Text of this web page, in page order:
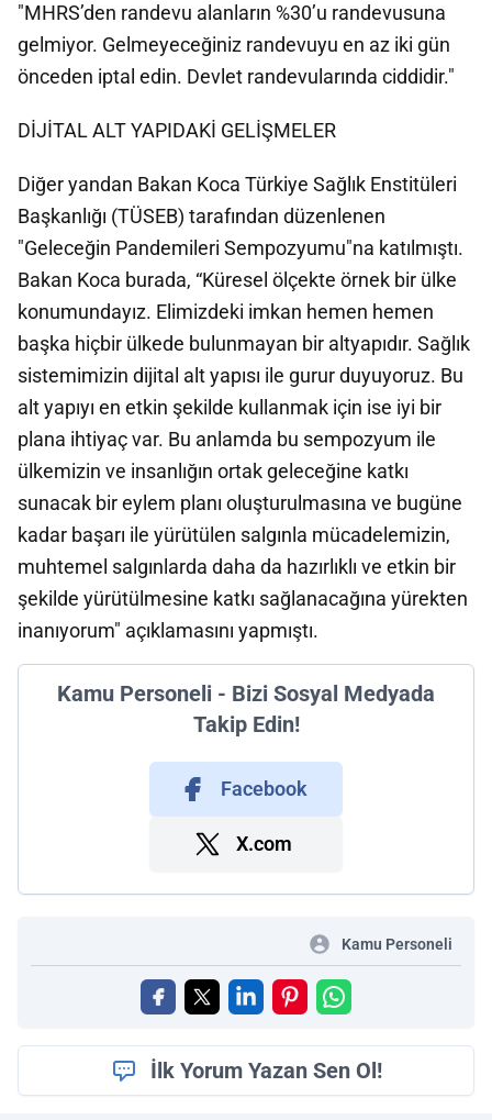
"MHRS’den randevu alanların %30’u randevusuna
gelmiyor. Gelmeyeceğiniz randevuyu en az iki gün
önceden iptal edin. Devlet randevularında ciddidir."
DİJİTAL ALT YAPIDAKİ GELİŞMELER
Diğer yandan Bakan Koca Türkiye Sağlık Enstitüleri
Başkanlığı (TÜSEB) tarafından düzenlenen
"Geleceğin Pandemileri Sempozyumu"na katılmıştı.
Bakan Koca burada, “Küresel ölçekte örnek bir ülke
konumundayız. Elimizdeki imkan hemen hemen
başka hiçbir ülkede bulunmayan bir altyapıdır. Sağlık
sistemimizin dijital alt yapısı ile gurur duyuyoruz. Bu
alt yapıyı en etkin şekilde kullanmak için ise iyi bir
plana ihtiyaç var. Bu anlamda bu sempozyum ile
ülkemizin ve insanlığın ortak geleceğine katkı
sunacak bir eylem planı oluşturulmasına ve bugüne
kadar başarı ile yürütülen salgınla mücadelemizin,
muhtemel salgınlarda daha da hazırlıklı ve etkin bir
şekilde yürütülmesine katkı sağlanacağına yürekten
inanıyorum" açıklamasını yapmıştı.
Kamu Personeli - Bizi Sosyal Medyada
Takip Edin!
Facebook
X.com
Kamu Personeli
İlk Yorum Yazan Sen Ol!